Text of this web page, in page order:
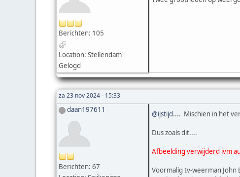
Berichten: 105
Location: Stellendam
Gelogd
za 23 nov 2024 - 15:33
daan197611
Berichten: 67
@ijstijd.... Mischien in het
Dus zoals dit....
Afbeelding verwijderd ivm
Voormalig tv-weerman